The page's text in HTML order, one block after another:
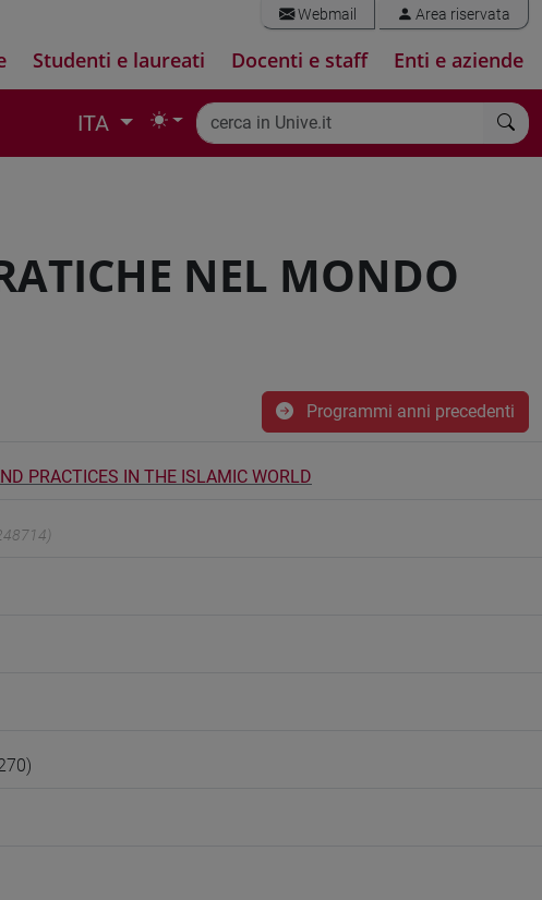
Webmail Area riservata
Studenti e laureati Docenti e staff Enti e aziende
ITA
NEL MONDO
Programmi anni precedenti
PRACTICES IN THE ISLAMIC WORLD